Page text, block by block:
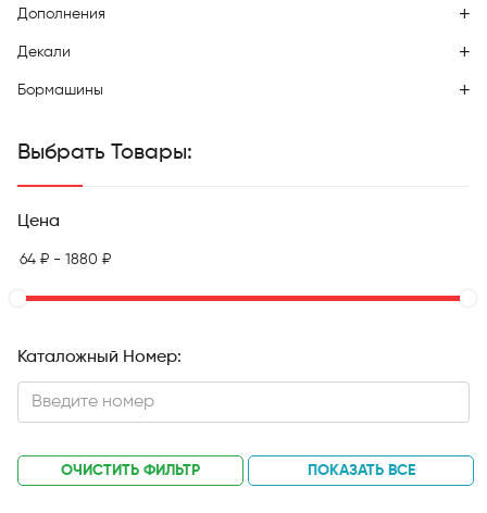
Дополнения
Декали
Бормашины
Выбрать Товары:
Цена
Каталожный Номер:
ОЧИСТИТЬ ФИЛЬТР ПОКАЗАТЬ ВСЕ